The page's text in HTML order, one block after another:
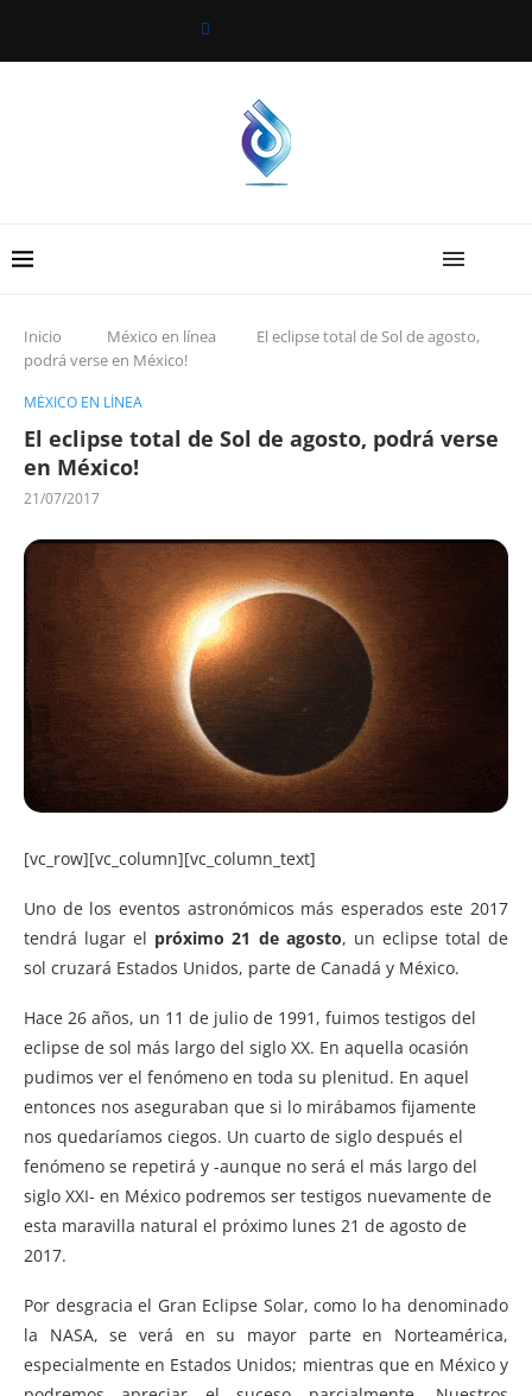
Inicio México en línea
El eclipse total de Sol de agosto,
podrá verse en México!
MÉXICO EN LÍNEA
El eclipse total de Sol de agosto, podrá verse
en México!
21/07/2017
[vc_row][vc_column][vc_column_text]
Uno de los eventos astronómicos más esperados este 2017
tendrá lugar el próximo 21 de agosto, un eclipse total de
sol cruzará Estados Unidos, parte de Canadá y México.
Hace 26 años, un 11 de julio de 1991, fuimos testigos del
eclipse de sol más largo del siglo XX. En aquella ocasión
pudimos ver el fenómeno en toda su plenitud. En aquel
entonces nos aseguraban que si lo mirábamos fijamente
nos quedaríamos ciegos. Un cuarto de siglo después el
fenómeno se repetirá y -aunque no será el más largo del
siglo XXI- en México podremos ser testigos nuevamente de
esta maravilla natural el próximo lunes 21 de agosto de
2017.
Por desgracia el Gran Eclipse Solar, como lo ha denominado
la NASA, se verá en su mayor parte en Norteamérica,
especialmente en Estados Unidos; mientras que en México y